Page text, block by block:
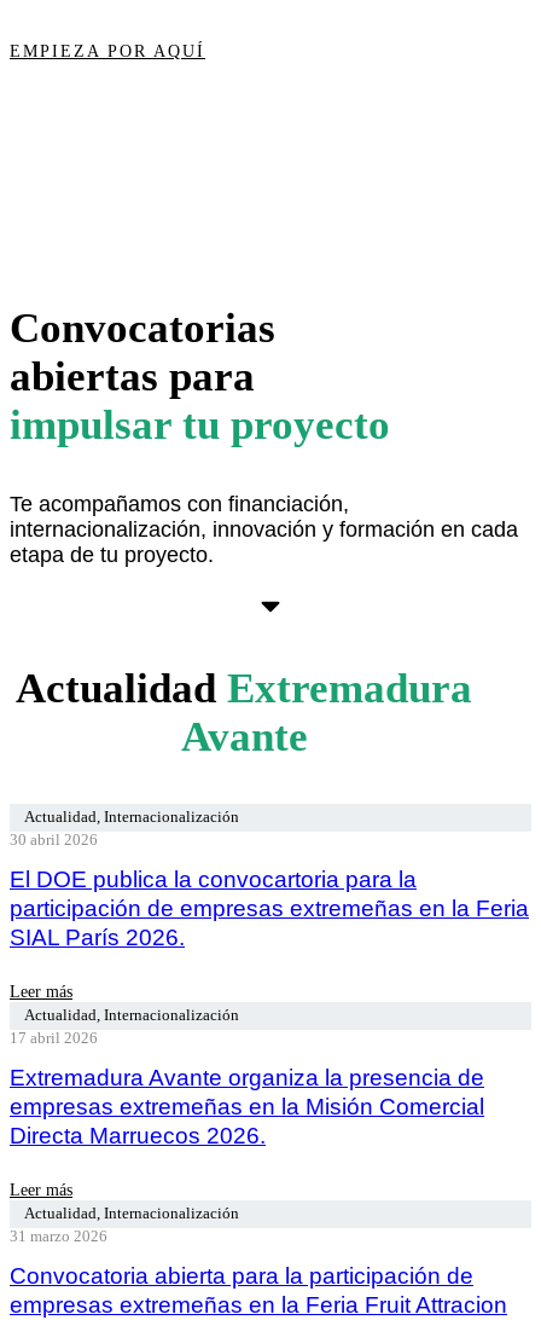
EMPIEZA POR AQUÍ
Convocatorias
abiertas para
impulsar tu proyecto
Te acompañamos con financiación,
internacionalización, innovación y formación en cada
etapa de tu proyecto.
ActualidadExtremadura
Avante
Actualidad, Internacionalización
30 abril 2026
El DOE publica la convocartoria para la
participación de empresas extremeñas en la Feria
SIAL París 2026.
Leer más
Actualidad, Internacionalización
17 abril 2026
Extremadura Avante organiza la presencia de
empresas extremeñas en la Misión Comercial
Directa Marruecos 2026.
Leer más
Actualidad, Internacionalización
31 marzo 2026
Convocatoria abierta para la participación de
empresas extremeñas en la Feria Fruit Attracion